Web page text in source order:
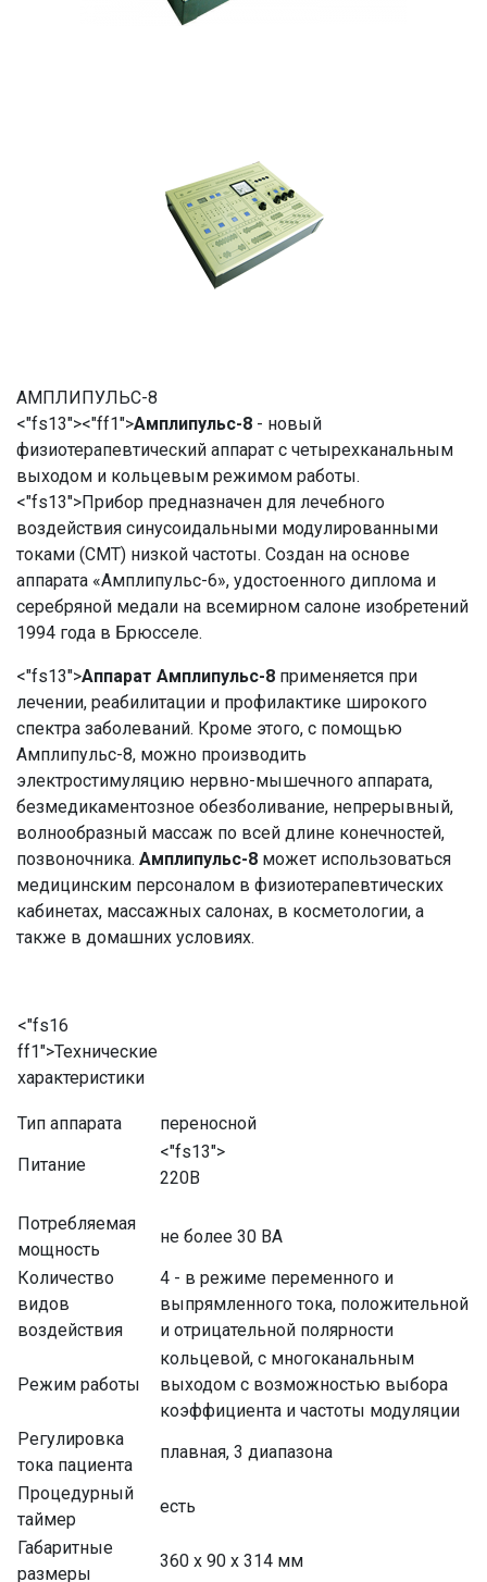
АМПЛИПУЛЬС-8
<"fs13"><"ff1">Амплипульс-8 - новый
физиотерапевтический аппарат с четырехканальным
выходом и кольцевым режимом работы.
<"fs13">Прибор пpедназначен для лечебного
воздействия синусоидальными модулиpованными
токами (СМТ) низкой частоты. Создан на основе
аппарата «Амплипульс-6», удостоенного диплома и
серебряной медали на всемирном салоне изобретений
1994 года в Брюсселе.
<"fs13">Аппарат Амплипульс-8 применяется при
лечении, реабилитации и профилактике широкого
спектра заболеваний. Кроме этого, с помощью
Амплипульс-8, можно производить
электростимуляцию нервно-мышечного аппарата,
безмедикаментозное обезболивание, непрерывный,
волнообразный массаж по всей длине конечностей,
позвоночника. Амплипульс-8 может использоваться
медицинским персоналом в физиотерапевтических
кабинетах, массажных салонах, в косметологии, а
также в домашних условиях.
<"fs16
ff1">Технические
характеристики
Тип аппарата
переносной
Питание
<"fs13">
220В
Потребляемая
мощность
не более 30 ВА
Количество
видов
воздействия
4 - в режиме переменного и
выпрямленного тока, положительной
и отрицательной полярности
Режим работы
кольцевой, с многоканальным
выходом с возможностью выбора
коэффициента и частоты модуляции
Регулировка
тока пациента
плавная, 3 диапазона
Процедурный
таймер
есть
Габаритные
размеры
360 х 90 х 314 мм